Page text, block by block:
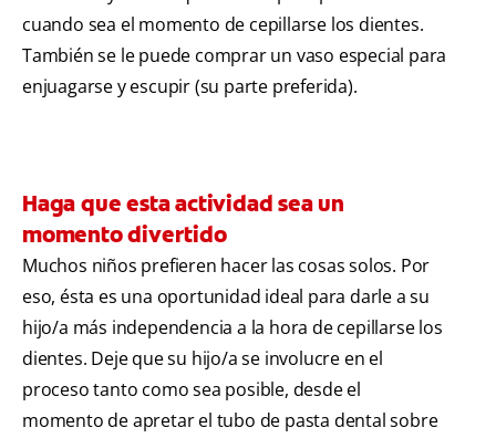
cuando sea el momento de cepillarse los dientes.
También se le puede comprar un vaso especial para
enjuagarse y escupir (su parte preferida).
Haga que esta actividad sea un
momento divertido
Muchos niños prefieren hacer las cosas solos. Por
eso, ésta es una oportunidad ideal para darle a su
hijo/a más independencia a la hora de cepillarse los
dientes. Deje que su hijo/a se involucre en el
proceso tanto como sea posible, desde el
momento de apretar el tubo de pasta dental sobre